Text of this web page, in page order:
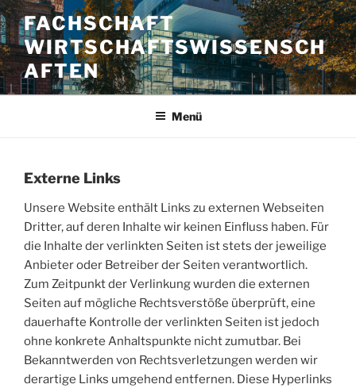
Zum
Inhalt
springen
FACHSCHAFT
WIRTSCHAFTSWISSENSCH
AFTEN
Menü
Externe Links
Unsere Website enthält Links zu externen Webseiten
Dritter, auf deren Inhalte wir keinen Einfluss haben. Für
die Inhalte der verlinkten Seiten ist stets der jeweilige
Anbieter oder Betreiber der Seiten verantwortlich.
Zum Zeitpunkt der Verlinkung wurden die externen
Seiten auf mögliche Rechtsverstöße überprüft, eine
dauerhafte Kontrolle der verlinkten Seiten ist jedoch
ohne konkrete Anhaltspunkte nicht zumutbar. Bei
Bekanntwerden von Rechtsverletzungen werden wir
derartige Links umgehend entfernen. Diese Hyperlinks